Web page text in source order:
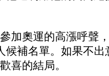
奧運的高漲呼聲
候補名單。如果不
喜的結局。